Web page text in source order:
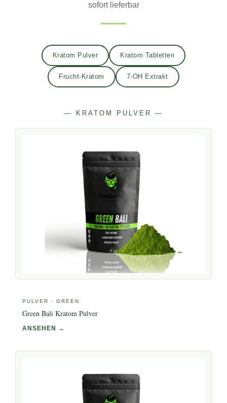
sofort lieferbar
Kratom Pulver Kratom Tabletten
Frucht-Kratom 7-OH Extrakt
— KRATOM PULVER —
PULVER · GREEN
Green Bali Kratom Pulver
ANSEHEN →